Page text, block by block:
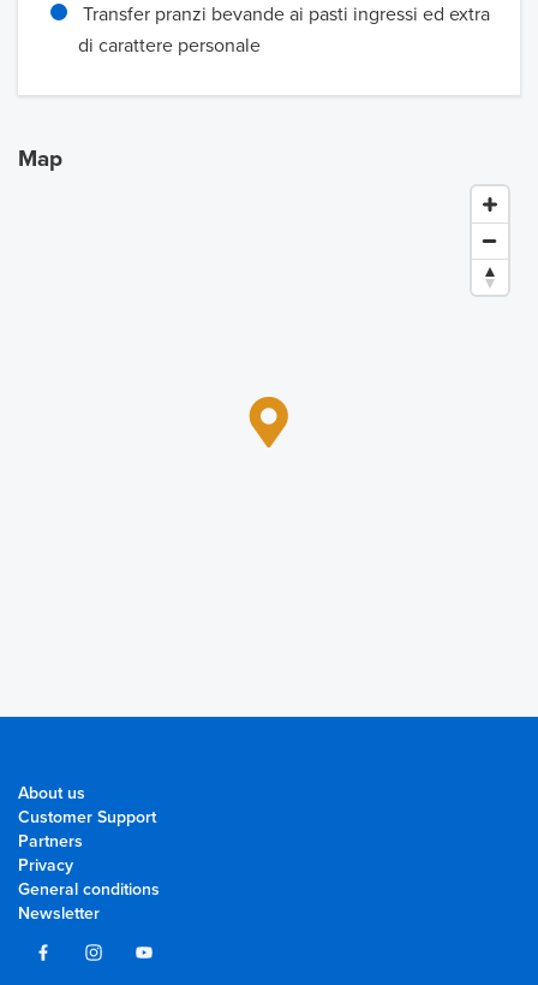
Transfer pranzi bevande ai pasti ingressi ed extra
di carattere personale
Map
About us
Customer Support
Partners
Privacy
General conditions
Newsletter